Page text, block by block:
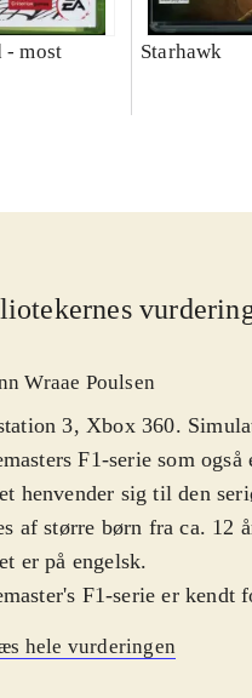
- most
Starhawk
Wraae Poulsen
3, Xbox 360.
F1-serie som
henvender sig til den
af større børn fra ca. 12
er på engelsk.
F1-serie er
steder end her.
hele vurderingen